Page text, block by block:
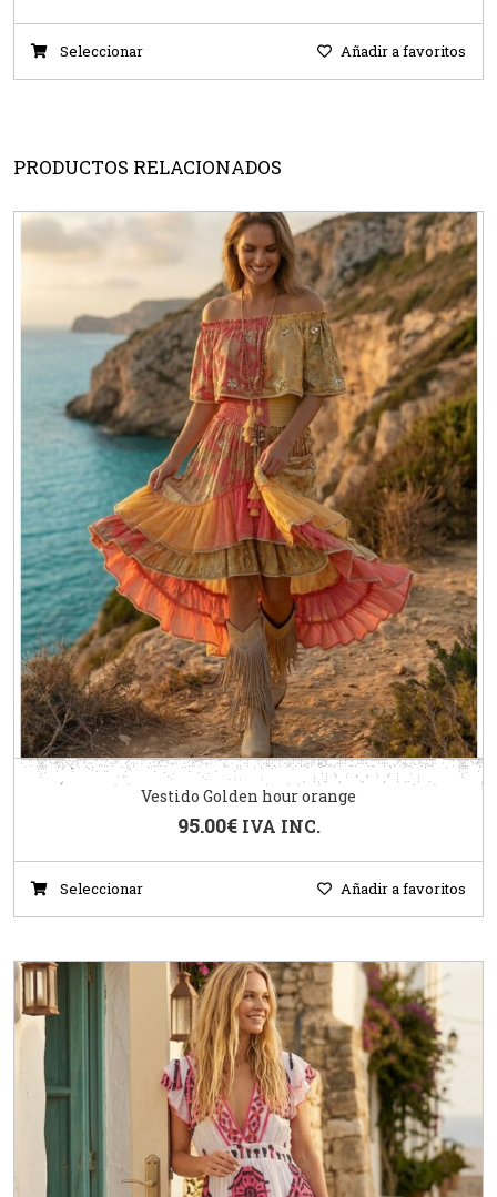
Seleccionar Añadir a favoritos
PRODUCTOS RELACIONADOS
Vestido Golden hour orange
95.00€ IVA INC.
Seleccionar Añadir a favoritos